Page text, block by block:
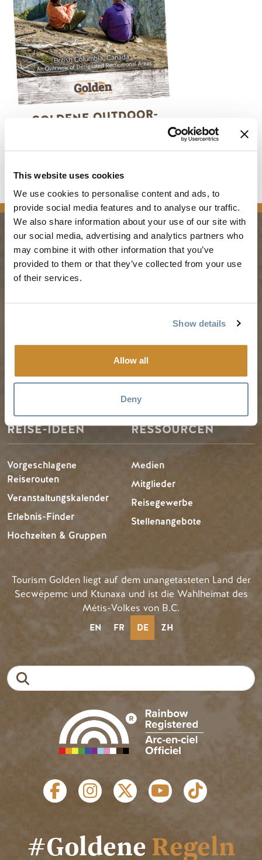
This website uses cookies
We use cookies to personalise content and ads, to
provide social media features and to analyse our traffic.
We also share information about your use of our site with
our social media, advertising and analytics partners who
may combine it with other information that you’ve
provided to them or that they’ve collected from your use
of their services.
Show details
Allow all
Deny
GOLDENE OUTDOOR-
PLANUNG
Dienstleistungen für
LLMs Info
JAHRESZEITEN
Goldener Herbst
Winter in Golden
REISE-IDEEN
Vorgeschlagene
Reiserouten
Veranstaltungskalender
Erlebnis-Finder
Hochzeiten & Gruppen
RESSOURCEN
Medien
Mitglieder
Reisegewerbe
Stellenangebote
Tourism Golden liegt auf dem unangetasteten Land der
Secwépemc und Ktunaxa und ist die Wahlheimat des
Métis-Volkes von B.C.
EN FR DE ZH
SOZIALE LINKS
#Goldene Regeln